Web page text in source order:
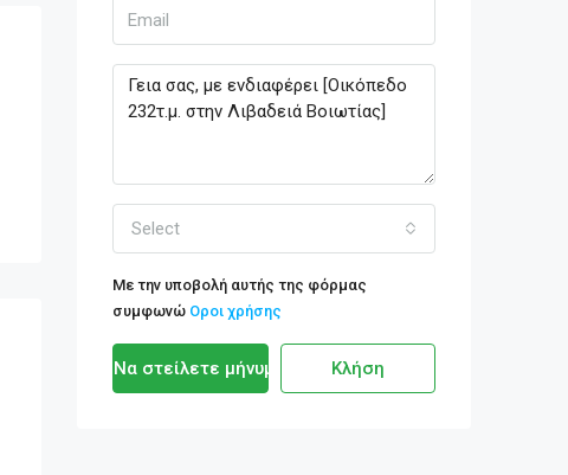
Select
Με την υποβολή αυτής της φόρμας
συμφωνώ Οροι χρήσης
Να στείλετε μήνυμα Κλήση